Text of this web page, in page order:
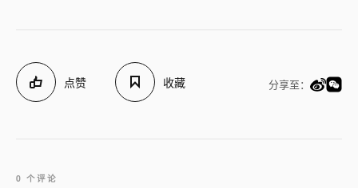
点赞 收藏 分享至：
0 个评论